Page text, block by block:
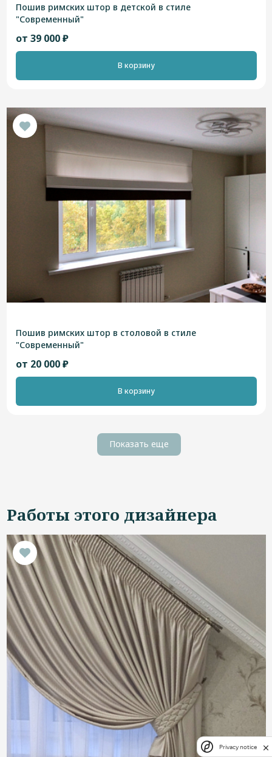
Пошив римских штор в детской в стиле
"Современный"
от 39 000 ₽
В корзину
Пошив римских штор в столовой в стиле
"Современный"
от 20 000 ₽
В корзину
Показать еще
Работы этого дизайнера
Privacy notice